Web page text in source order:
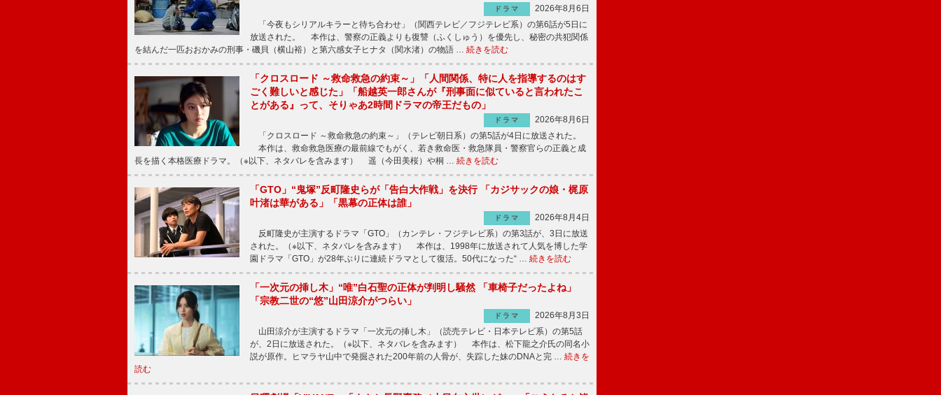
ドラマ
2026年8月6日
「今夜もシリアルキラーと待ち合わせ」（関西テレビ／フジテレビ系）の第6話が5日に
放送された。 本作は、警察の正義よりも復讐（ふくしゅう）を優先し、秘密の共犯関係
を結んだ一匹おおかみの刑事・磯貝（横山裕）と第六感女子ヒナタ（関水渚）の物語 … 続きを読む
「クロスロード ～救命救急の約束～」「人間関係、特に人を指導するのはす
ごく難しいと感じた」「船越英一郎さんが『刑事面に似ていると言われたこ
とがある』って、そりゃあ2時間ドラマの帝王だもの」
ドラマ
2026年8月6日
「クロスロード ～救命救急の約束～」（テレビ朝日系）の第5話が4日に放送された。
本作は、救命救急医療の最前線でもがく、若き救命医・救急隊員・警察官らの正義と成
長を描く本格医療ドラマ。（※以下、ネタバレを含みます） 遥（今田美桜）や桐 … 続きを読む
「GTO」“鬼塚”反町隆史らが「告白大作戦」を決行 「カジサックの娘・梶原
叶渚は華がある」「黒幕の正体は誰」
ドラマ
2026年8月4日
反町隆史が主演するドラマ「GTO」（カンテレ・フジテレビ系）の第3話が、3日に放送
された。（※以下、ネタバレを含みます） 本作は、1998年に放送されて人気を博した学
園ドラマ「GTO」が28年ぶりに連続ドラマとして復活。50代になった“ … 続きを読む
「一次元の挿し木」“唯”白石聖の正体が判明し騒然 「車椅子だったよね」
「宗教二世の“悠”山田涼介がつらい」
ドラマ
2026年8月3日
山田涼介が主演するドラマ「一次元の挿し木」（読売テレビ・日本テレビ系）の第5話
が、2日に放送された。（※以下、ネタバレを含みます） 本作は、松下龍之介氏の同名小
説が原作。ヒマラヤ山中で発掘された200年前の人骨が、失踪した妹のDNAと完 … 続きを
読む